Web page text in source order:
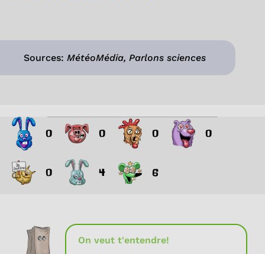
Sources: MétéoMédia, Parlons sciences
0 0 0 0
0 4 6